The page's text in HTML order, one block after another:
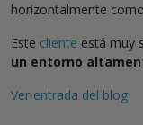
horizontalmente
Este cliente está muy
un entorno
Ver entrada del blog